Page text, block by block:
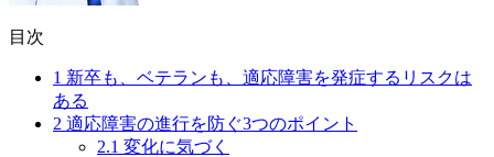
目次
1 新卒も、ベテランも、適応障害を発症するリスクは
ある
2 適応障害の進行を防ぐ3つのポイント
2.1 変化に気づく